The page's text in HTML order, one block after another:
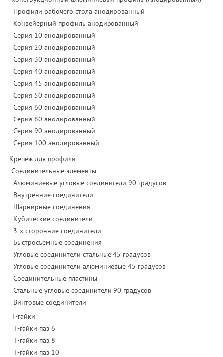
Профили рабочего стола анодированный
Конвейерный профиль анодированный
Серия 10 анодированный
Серия 20 анодированный
Серия 30 анодированный
Серия 40 анодированный
Серия 45 анодированный
Серия 50 анодированный
Серия 60 анодированный
Серия 80 анодированный
Серия 90 анодированный
Серия 100 анодированный
Крепеж для профиля
Соединительные элементы
Алюминиевые угловые соединители 90 градусов
Внутренние соединители
Шарнирные соединения
Кубические соединители
3-х сторонние соединители
Быстросъемные соединения
Угловые соединители стальные 45 градусов
Угловые соединители алюминиевые 45 градусов
Соединительные пластины
Стальные угловые соединители 90 градусов
Винтовые соединители
Т-гайки
Т-гайки паз 6
Т-гайки паз 8
Т-гайки паз 10